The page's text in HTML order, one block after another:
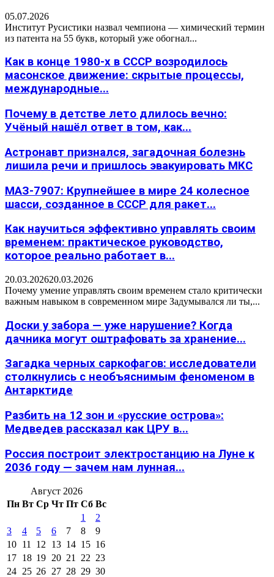
05.07.2026
Институт Русистики назвал чемпиона — химический термин
из патента на 55 букв, который уже обогнал...
Как в конце 1980-х в СССР возродилось
масонское движение: скрытые процессы,
международные...
Почему в детстве лето длилось вечно:
Учёный нашёл ответ в том, как...
Астронавт признался, загадочная болезнь
лишила речи и пришлось эвакуировать МКС
МАЗ-7907: Крупнейшее в мире 24 колесное
шасси, созданное в СССР для ракет...
Как научиться эффективно управлять своим
временем: практическое руководство,
которое реально работает в...
20.03.202620.03.2026
Почему умение управлять своим временем стало критически
важным навыком в современном мире Задумывался ли ты,...
Доски у забора — уже нарушение? Когда
дачника могут оштрафовать за хранение...
Загадка черных саркофагов: исследователи
столкнулись с необъяснимым феноменом в
Антарктиде
Разбить на 12 зон и «русские острова»:
Медведев рассказал как ЦРУ в...
Россия построит электростанцию на Луне к
2036 году — зачем нам лунная...
Август 2026
Пн Вт Ср Чт Пт Сб Вс
1
2
3
4 5 6 7 8
9
10 11 12 13 14 15 16
17 18 19 20 21 22 23
24 25 26 27 28 29 30